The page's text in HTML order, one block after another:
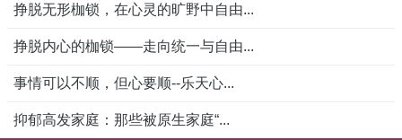
挣脱无形枷锁，在心灵的旷野中自由...
挣脱内心的枷锁——走向统一与自由...
事情可以不顺，但心要顺--乐天心...
抑郁高发家庭：那些被原生家庭“...